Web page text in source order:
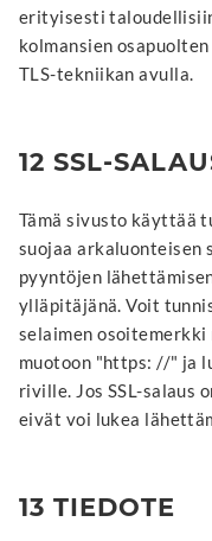
erityisesti
kolmansien
TLS-tekniikan avulla.
12 SSL-
Tämä sivusto käyttää
suojaa arkaluonteisen
pyyntöjen
ylläpitäjänä. Voit
selaimen
muotoon "https: //" ja
riville. Jos SSL-salaus
eivät voi lukea
13 TIEDOTE